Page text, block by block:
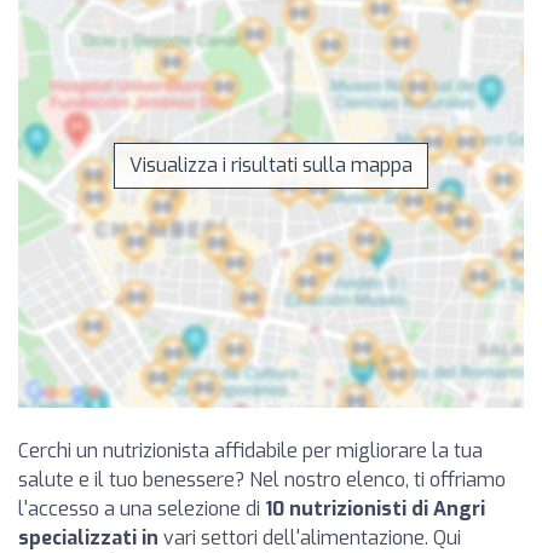
Visualizza i risultati sulla mappa
Cerchi un nutrizionista affidabile per migliorare la tua
salute e il tuo benessere? Nel nostro elenco, ti offriamo
l'accesso a una selezione di 10 nutrizionisti di Angri
specializzati in vari settori dell'alimentazione. Qui